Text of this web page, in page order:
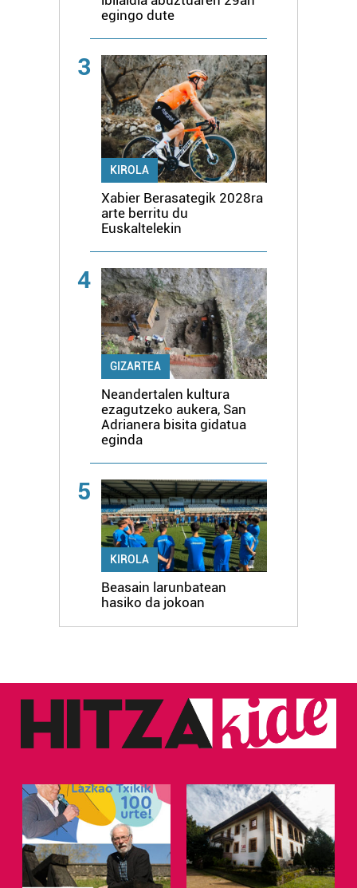
egingo dute
3
KIROLA
Xabier Berasategik 2028ra
arte berritu du
Euskaltelekin
4
GIZARTEA
Neandertalen kultura
ezagutzeko aukera, San
Adrianera bisita gidatua
eginda
5
KIROLA
Beasain larunbatean
hasiko da jokoan